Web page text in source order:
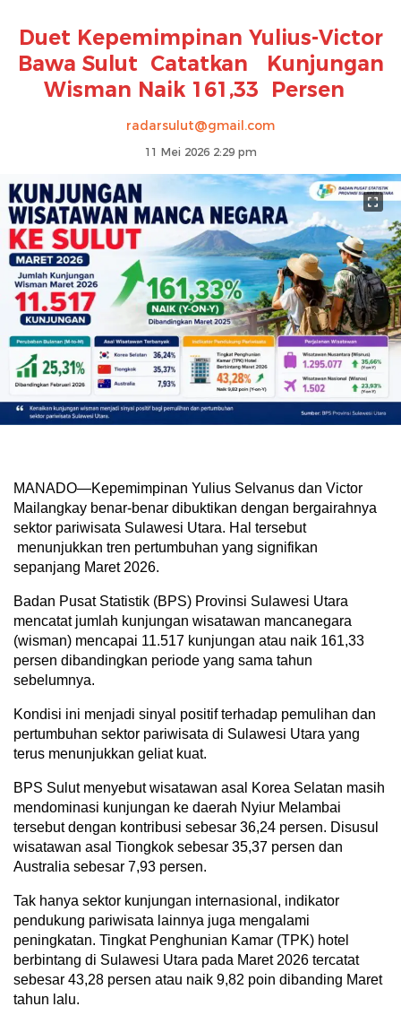
Duet Kepemimpinan Yulius-Victor
Bawa Sulut Catatkan Kunjungan
Wisman Naik 161,33 Persen
radarsulut@gmail.com
11 Mei 2026 2:29 pm
MANADO—Kepemimpinan Yulius Selvanus dan Victor
Mailangkay benar-benar dibuktikan dengan bergairahnya
sektor pariwisata Sulawesi Utara. Hal tersebut
menunjukkan tren pertumbuhan yang signifikan
sepanjang Maret 2026.
Badan Pusat Statistik (BPS) Provinsi Sulawesi Utara
mencatat jumlah kunjungan wisatawan mancanegara
(wisman) mencapai 11.517 kunjungan atau naik 161,33
persen dibandingkan periode yang sama tahun
sebelumnya.
Kondisi ini menjadi sinyal positif terhadap pemulihan dan
pertumbuhan sektor pariwisata di Sulawesi Utara yang
terus menunjukkan geliat kuat.
BPS Sulut menyebut wisatawan asal Korea Selatan masih
mendominasi kunjungan ke daerah Nyiur Melambai
tersebut dengan kontribusi sebesar 36,24 persen. Disusul
wisatawan asal Tiongkok sebesar 35,37 persen dan
Australia sebesar 7,93 persen.
Tak hanya sektor kunjungan internasional, indikator
pendukung pariwisata lainnya juga mengalami
peningkatan. Tingkat Penghunian Kamar (TPK) hotel
berbintang di Sulawesi Utara pada Maret 2026 tercatat
sebesar 43,28 persen atau naik 9,82 poin dibanding Maret
tahun lalu.